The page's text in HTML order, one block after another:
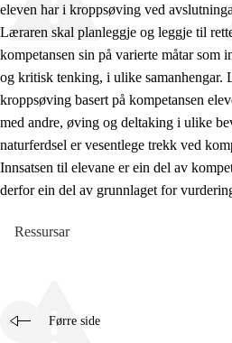
eleven har i kroppsøving ved
Læraren skal planleggje og leggje til
kompetansen sin på varierte måtar som
og kritisk tenking, i ulike samanhengar.
kroppsøving basert på kompetansen
med andre, øving og deltaking i ulike
naturferdsel er vesentlege trekk ved
Innsatsen til elevane er ein del av
derfor ein del av grunnlaget for
Ressursar
Førre side